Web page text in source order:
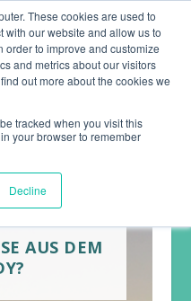
These cookies are used to
with our website and allow us to
order to improve and customize
and metrics about our visitors
out more about the cookies we
tracked when you visit this
your browser to remember
Decline
AUS DEM